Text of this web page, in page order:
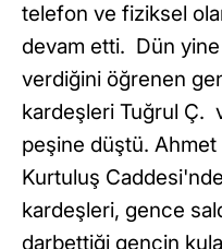
telefon ve fiziksel
devam etti. Dün yine
verdiğini öğrenen
kardeşleri Tuğrul Ç.
peşine düştü. Ahmet
Kurtuluş
kardeşleri, gence
darbettiği gencin